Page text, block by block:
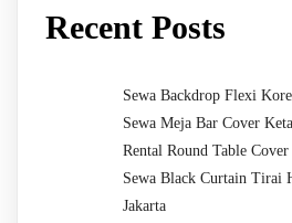
Recent Posts
Sewa Backdrop Flexi
Sewa Meja Bar Cover
Rental Round Table
Sewa Black Curtain Tirai
Jakarta